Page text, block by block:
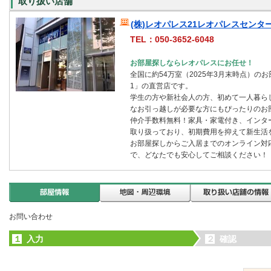
(株)レオパレス21レオパレスセンタ
TEL：050-3652-6048
お部屋探しならレオパレスにお任せ！
全国に約54万室（2025年3月末時点）の
1」の直営店です。
学生の方や新社会人の方、初めて一人暮
なお引っ越しが必要な方にもぴったりの
仲介手数料無料！家具・家電付き、イン
取り扱っており、初期費用を抑えて新生活
お部屋探しからご入居までのオンライン
で、どなたでも安心してご相談ください！
お問い合わせ
１ 入力 ２ 確認